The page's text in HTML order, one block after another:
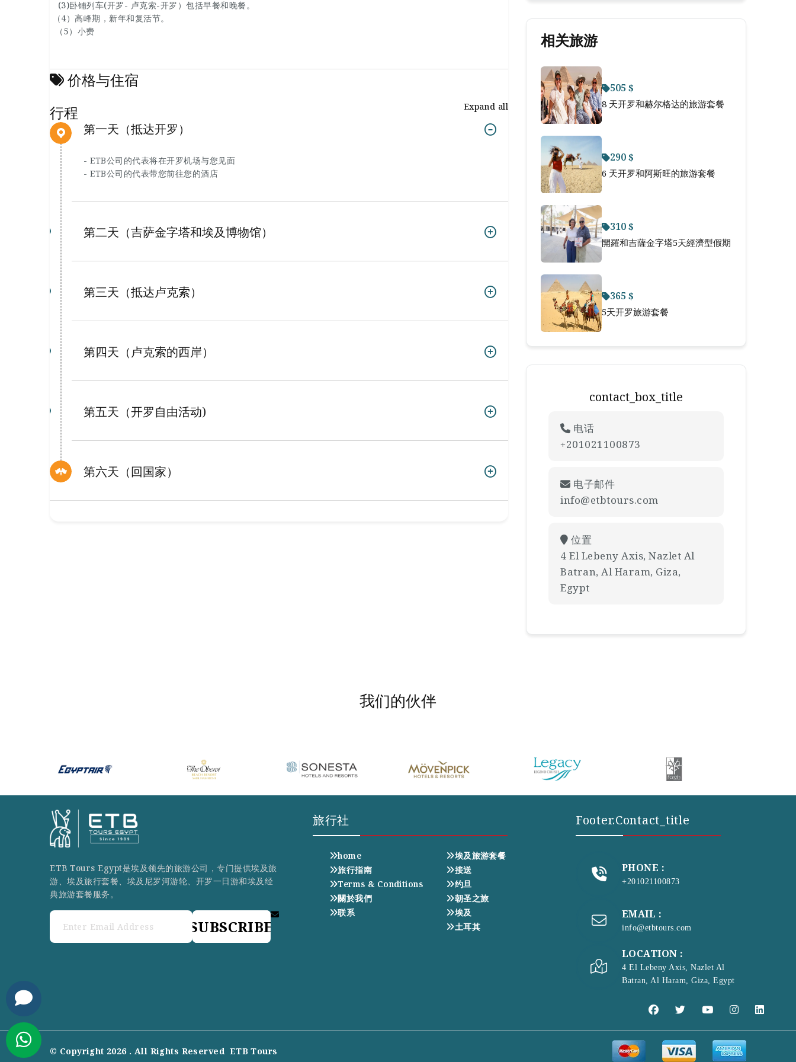
(3)卧铺列车(开罗- 卢克索-开罗）包括早餐和晚餐。
（4）高峰期，新年和复活节。
（5）小费
价格与住宿
行程
Expand all
第一天（抵达开罗）
- ETB公司的代表将在开罗机场与您见面
- ETB公司的代表带您前往您的酒店
第二天（吉萨金字塔和埃及博物馆）
第三天（抵达卢克索）
第四天（卢克索的西岸）
第五天（开罗自由活动)
第六天（回国家）
相关旅游
505 $
8 天开罗和赫尔格达的旅游套餐
290 $
6 天开罗和阿斯旺的旅游套餐
310 $
開羅和吉薩金字塔5天經濟型假期
365 $
5天开罗旅游套餐
contact_box_title
电话
+201021100873
电子邮件
info@etbtours.com
位置
4 El Lebeny Axis, Nazlet Al
Batran, Al Haram, Giza,
Egypt
我们的伙伴
ETB Tours Egypt是埃及领先的旅游公司，专门提供埃及旅
游、埃及旅行套餐、埃及尼罗河游轮、开罗一日游和埃及经
典旅游套餐服务。
SUBSCRIBE
旅行社
home
旅行指南
Terms & Conditions
關於我們
联系
埃及旅游套餐
接送
约旦
朝圣之旅
埃及
土耳其
Footer.contact_title
PHONE :
+201021100873
EMAIL :
info@etbtours.com
LOCATION :
4 El Lebeny Axis, Nazlet Al
Batran, Al Haram, Giza, Egypt
© Copyright 2026 . All Rights Reserved ETB Tours